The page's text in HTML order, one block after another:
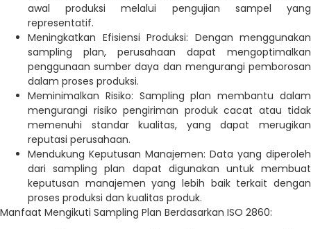
awal produksi melalui pengujian sampel yang
representatif.
Meningkatkan Efisiensi Produksi: Dengan menggunakan
sampling plan, perusahaan dapat mengoptimalkan
penggunaan sumber daya dan mengurangi pemborosan
dalam proses produksi.
Meminimalkan Risiko: Sampling plan membantu dalam
mengurangi risiko pengiriman produk cacat atau tidak
memenuhi standar kualitas, yang dapat merugikan
reputasi perusahaan.
Mendukung Keputusan Manajemen: Data yang diperoleh
dari sampling plan dapat digunakan untuk membuat
keputusan manajemen yang lebih baik terkait dengan
proses produksi dan kualitas produk.
Manfaat Mengikuti Sampling Plan Berdasarkan ISO 2860: